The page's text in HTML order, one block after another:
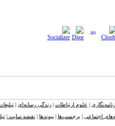
علوم ارتباطات |زندگی رسانه‌ای |
اجتماعی برچسب‌ها پیوندها نقشه ‌سایت